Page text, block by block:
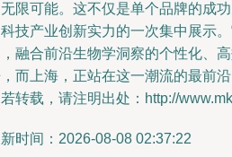
限可能。这不仅是单个品牌的成
技产业创新实力的一次集中展示
融合前沿生物学洞察的个性化、
而上海，正站在这一潮流的最前沿
转载，请注明出处：http://
时间：2026-08-08 02:37:22